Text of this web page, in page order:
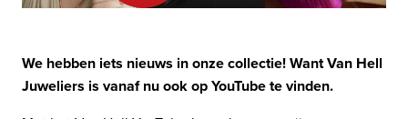
We hebben iets nieuws in onze collectie! Want Van Hell
Juweliers is vanaf nu ook op YouTube te vinden.